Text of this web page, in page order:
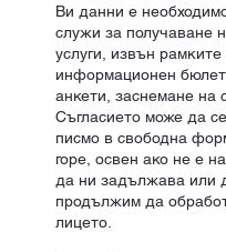
Ви данни е
служи за получаване
услуги, извън
информационен
анкети, заснемане на
Съгласието може да
писмо в свободна
горе, освен ако не е
да ни задължава или
продължим да
лицето.